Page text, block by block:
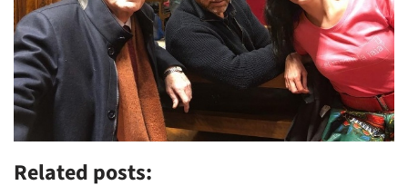
Related posts: